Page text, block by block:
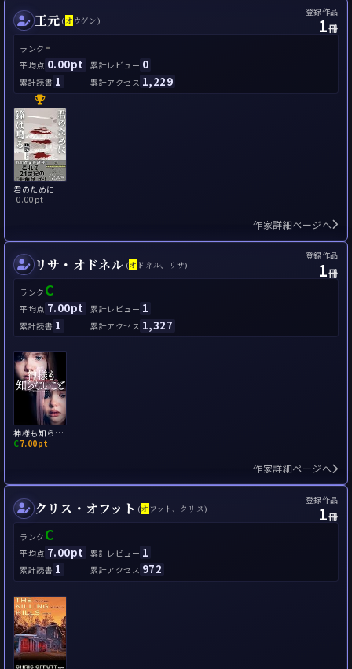
王元 (オ ウゲン)
登録作品
1冊
ランク -
平均点 0.00pt 累計レビュー 0
累計読書 1 累計アクセス 1,229
君のために鐘は鳴る
-0.00pt
作家詳細ページへ
リサ・オドネル (オ ドネル、リサ)
登録作品
1冊
ランク C
平均点 7.00pt 累計レビュー 1
累計読書 1 累計アクセス 1,327
神様も知らないこと
C7.00pt
作家詳細ページへ
クリス・オフット (オ フット、クリス)
登録作品
1冊
ランク C
平均点 7.00pt 累計レビュー 1
累計読書 1 累計アクセス 972